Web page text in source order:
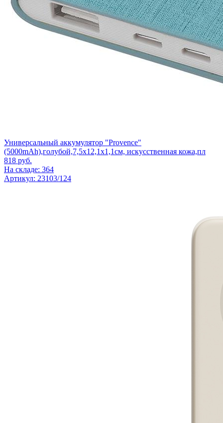
Универсальный аккумулятор "Provence"
(5000mAh),голубой,7,5х12,1х1,1см, искусственная кожа,пл
818 руб.
На складе: 364
Артикул: 23103/124